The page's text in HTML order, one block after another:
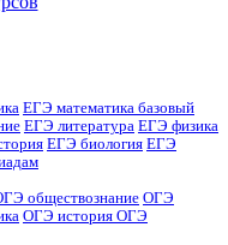
ЕГЭ математика базовый
ЕГЭ литература ЕГЭ физика
ЕГЭ биология ЕГЭ
обществознание ОГЭ
ОГЭ история ОГЭ